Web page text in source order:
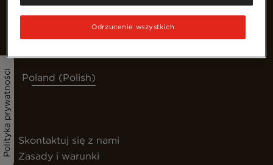
Polityka prywatności Poland (Polish)
Skontaktuj się z nami
Zasady i warunki
Odrzucenie wszystkich